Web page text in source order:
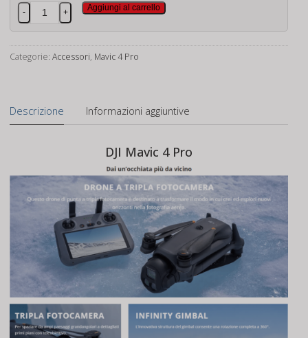
Batteria
Intelligente
Volo
Pro
quantità
- +
Aggiungi al carrello
Categorie: Accessori, Mavic 4 Pro
Descrizione Informazioni aggiuntive
DJI Mavic 4 Pro